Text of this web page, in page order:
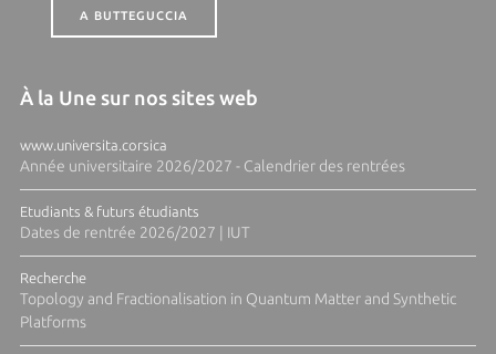
A BUTTEGUCCIA
À la Une sur nos sites web
www.universita.corsica
Année universitaire 2026/2027 - Calendrier des rentrées
Etudiants & futurs étudiants
Dates de rentrée 2026/2027 | IUT
Recherche
Topology and Fractionalisation in Quantum Matter and Synthetic
Platforms